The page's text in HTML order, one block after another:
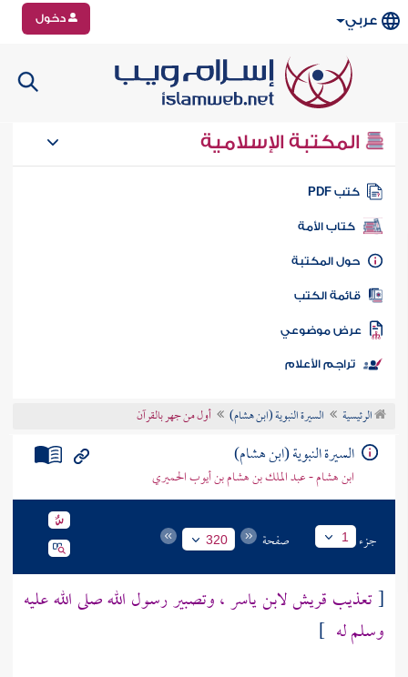
عربي دخول
المكتبة الإسلامية
كتب PDF
كتاب الأمة
المكتبة
الكتب
موضوعي
تراجم الأعلام
الرئيسية السيرة النبوية (ابن هشام) أول من جهر بالقرآن
السيرة النبوية (ابن هشام)
ابن هشام - عبد الملك بن هشام بن أيوب الحميري
جزء 1 صفحة 320
[تعذيب قريشلابن ياسر ، وتصبير رسول الله صلى الله عليه
وسلم له ]